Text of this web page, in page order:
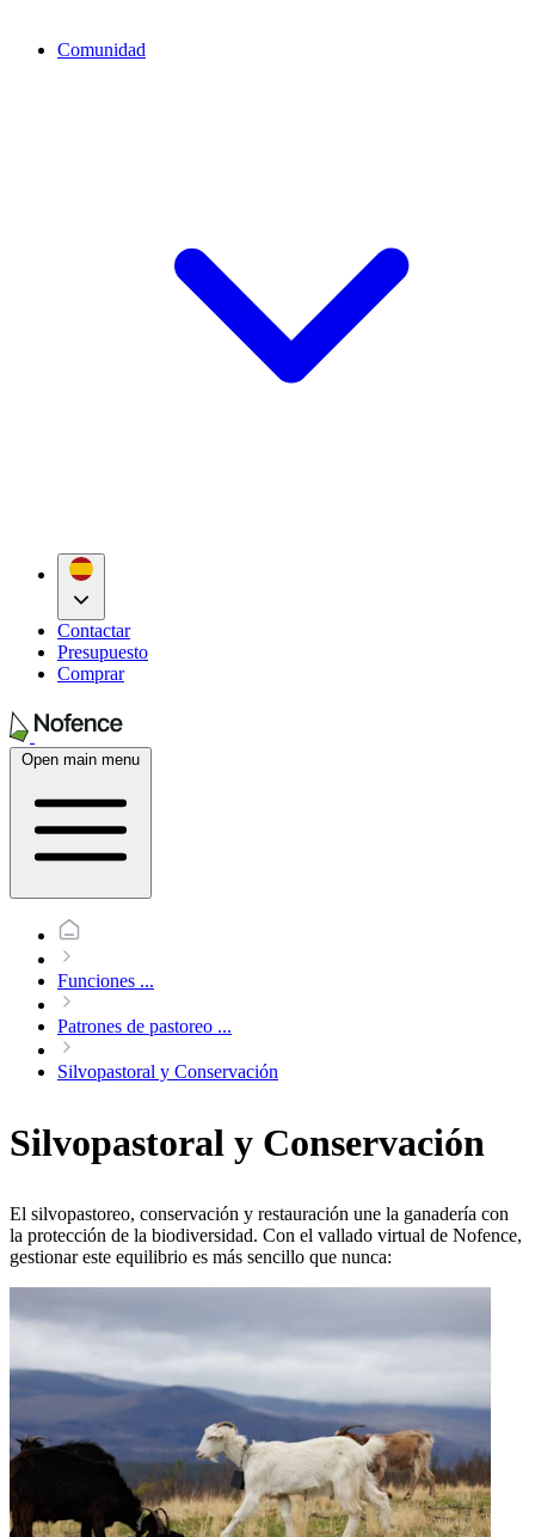
Comunidad
Contactar
Presupuesto
Comprar
Open main menu
Funciones ...
Patrones de pastoreo ...
Silvopastoral y Conservación
Silvopastoral y Conservación
El silvopastoreo, conservación y restauración une la ganadería con
la protección de la biodiversidad. Con el vallado virtual de Nofence,
gestionar este equilibrio es más sencillo que nunca: